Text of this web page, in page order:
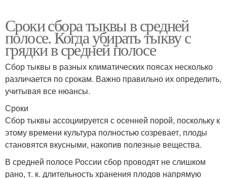
Сроки сбора тыквы в средней
полосе. Когда убирать тыкву с
грядки в средней полосе
Сбор тыквы в разных климатических поясах несколько
различается по срокам. Важно правильно их определить,
учитывая все нюансы.
Сроки
Сбор тыквы ассоциируется с осенней порой, поскольку к
этому времени культура полностью созревает, плоды
становятся вкусными, накопив полезные вещества.
В средней полосе России сбор проводят не слишком
рано, т. к. длительность хранения плодов напрямую